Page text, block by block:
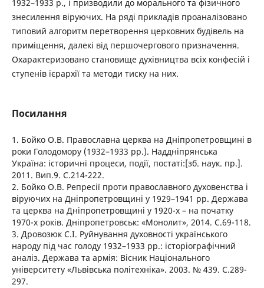
1932–1933 р., і призводили до морального та фізичного
знесилення віруючих. На ряді прикладів проаналізовано
типовий алгоритм перетворення церковних будівель на
приміщення, далекі від першочергового призначення.
Охарактеризовано становище духівництва всіх конфесій і
ступенів ієрархії та методи тиску на них.
Посилання
1. Бойко О.В. Православна церква на Дніпропетровщині в
роки Голодомору (1932–1933 рр.). Наддніпрянська
Україна: історичні процеси, події, постаті:[зб. наук. пр.].
2011. Вип.9. С.214-222.
2. Бойко О.В. Репресії проти православного духовенства і
віруючих на Дніпропетровщині у 1929–1941 рр. Держава
та церква на Дніпропетровщині у 1920-х – на початку
1970-х років. Дніпропетровськ: «Монолит», 2014. С.69-118.
3. Дровозюк С.І. Руйнування духовності українського
народу під час голоду 1932–1933 рр.: історіографічний
аналіз. Держава та армія: Вісник Національного
університету «Львівська політехніка». 2003. № 439. С.289-
297.